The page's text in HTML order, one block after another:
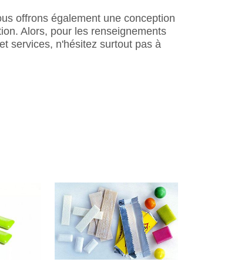
offrons également une conception
Alors, pour les renseignements
services, n'hésitez surtout pas à